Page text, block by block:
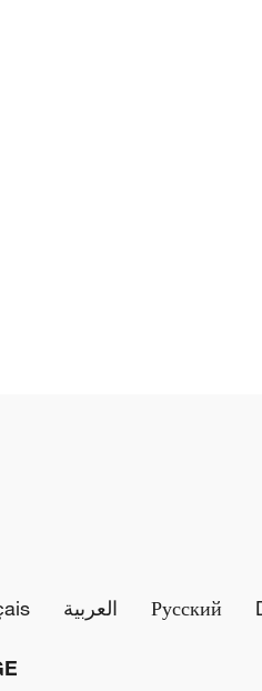
العربية Русский